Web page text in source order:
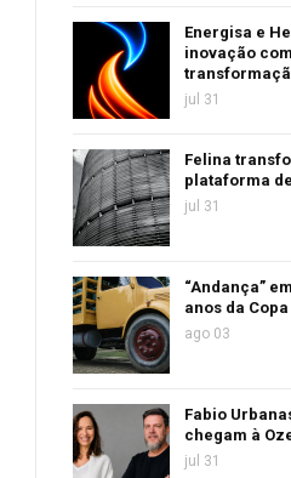
Energisa e
inovação
jul 31
Felina
plataforma
jul 31
“Andança”
anos da
ago 03
Fabio
chegam à
jul 31